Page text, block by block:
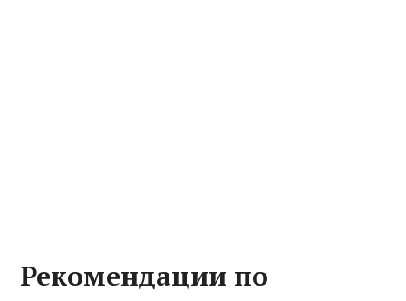
Рекомендации по